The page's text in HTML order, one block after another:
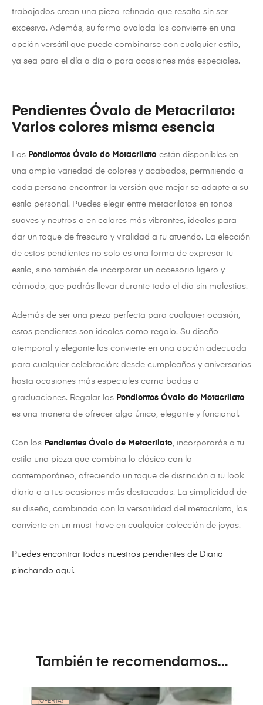
trabajados crean una pieza refinada que resalta sin ser
excesiva. Además, su forma ovalada los convierte en una
opción versátil que puede combinarse con cualquier estilo,
ya sea para el día a día o para ocasiones más especiales.
Pendientes Óvalo de Metacrilato:
Varios colores misma esencia
Los Pendientes Óvalo de Metacrilato están disponibles en
una amplia variedad de colores y acabados, permitiendo a
cada persona encontrar la versión que mejor se adapte a su
estilo personal. Puedes elegir entre metacrilatos en tonos
suaves y neutros o en colores más vibrantes, ideales para
dar un toque de frescura y vitalidad a tu atuendo. La elección
de estos pendientes no solo es una forma de expresar tu
estilo, sino también de incorporar un accesorio ligero y
cómodo, que podrás llevar durante todo el día sin molestias.
Además de ser una pieza perfecta para cualquier ocasión,
estos pendientes son ideales como regalo. Su diseño
atemporal y elegante los convierte en una opción adecuada
para cualquier celebración: desde cumpleaños y aniversarios
hasta ocasiones más especiales como bodas o
graduaciones. Regalar los Pendientes Óvalo de Metacrilato
es una manera de ofrecer algo único, elegante y funcional.
Con los Pendientes Óvalo de Metacrilato , incorporarás a tu
estilo una pieza que combina lo clásico con lo
contemporáneo, ofreciendo un toque de distinción a tu look
diario o a tus ocasiones más destacadas. La simplicidad de
su diseño, combinada con la versatilidad del metacrilato, los
convierte en un must-have en cualquier colección de joyas.
Puedes encontrar todos nuestros pendientes de Diario
pinchando aquí.
También te recomendamos…
¡OFERTA!